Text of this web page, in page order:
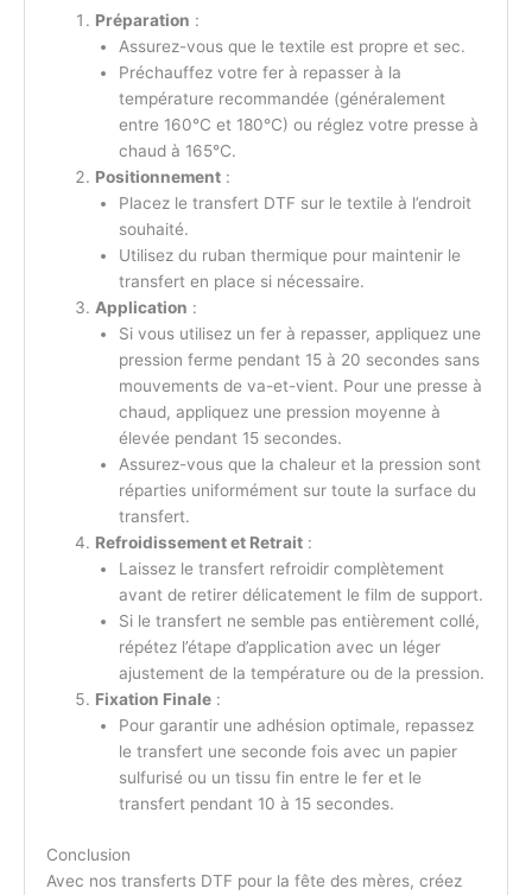
Préparation :
Assurez-vous que le textile est propre et sec.
Préchauffez votre fer à repasser à la
température recommandée (généralement
entre 160°C et 180°C) ou réglez votre presse à
chaud à 165°C.
Positionnement:
Placez le transfert DTF sur le textile à l’endroit
souhaité.
Utilisez du ruban thermique pour maintenir le
transfert en place si nécessaire.
Application :
Si vous utilisez un fer à repasser, appliquez une
pression ferme pendant 15 à 20 secondes sans
mouvements de va-et-vient. Pour une presse à
chaud, appliquez une pression moyenne à
élevée pendant 15 secondes.
Assurez-vous que la chaleur et la pression sont
réparties uniformément sur toute la surface du
transfert.
Refroidissement et Retrait:
Laissez le transfert refroidir complètement
avant de retirer délicatement le film de support.
Si le transfert ne semble pas entièrement collé,
répétez l’étape d’application avec un léger
ajustement de la température ou de la pression.
Fixation Finale:
Pour garantir une adhésion optimale, repassez
le transfert une seconde fois avec un papier
sulfurisé ou un tissu fin entre le fer et le
transfert pendant 10 à 15 secondes.
Conclusion
Avec nos transferts DTF pour la fête des mères, créez